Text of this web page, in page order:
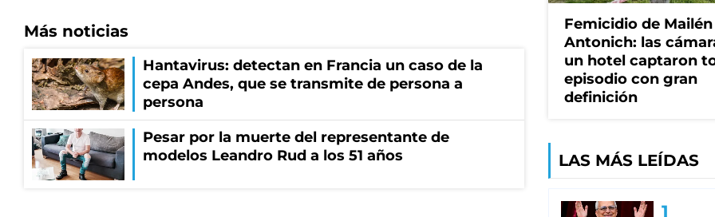
Más noticias
Hantavirus: detectan en Francia un caso de la
cepa Andes, que se transmite de persona a
persona
Pesar por la muerte del representante de
modelos Leandro Rud a los 51 años
Femicidio de Mailén
Antonich: las
un hotel captaron
episodio con gran
definición
LAS MÁS LEÍDAS